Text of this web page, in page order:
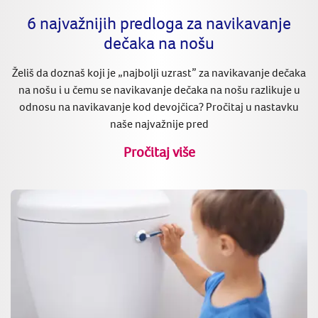
6 najvažnijih predloga za navikavanje
dečaka na nošu
Želiš da doznaš koji je „najbolji uzrast” za navikavanje dečaka
na nošu i u čemu se navikavanje dečaka na nošu razlikuje u
odnosu na navikavanje kod devojčica? Pročitaj u nastavku
naše najvažnije pred
Pročitaj više